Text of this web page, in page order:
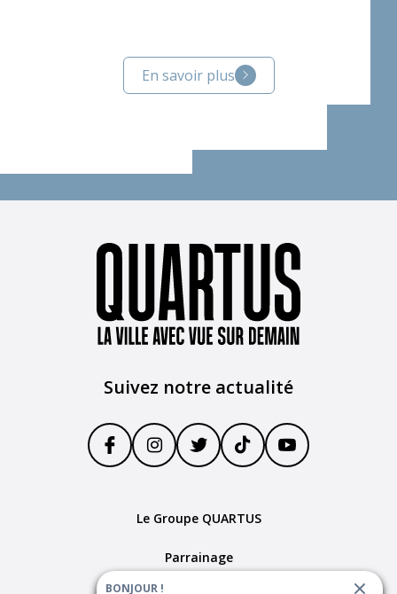
En savoir plus
Suivez notre actualité
Le Groupe QUARTUS
Parrainage
BONJOUR !